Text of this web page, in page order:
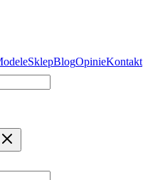
SklepBlogOpinieKontakt